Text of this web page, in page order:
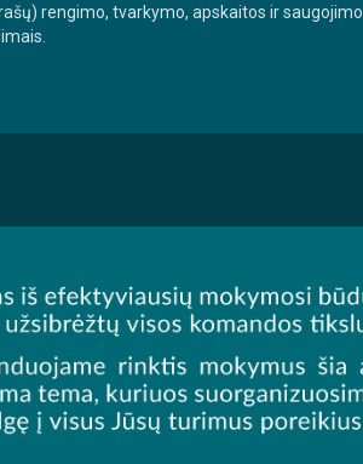
rengimo, tvarkymo, apskaitos ir saugojimo